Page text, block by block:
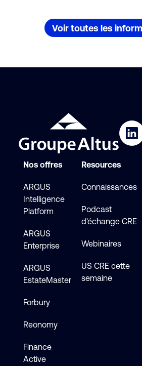
Voir toutes les
Nos offres
ARGUS
Intelligence
Platform
ARGUS
Enterprise
ARGUS
EstateMaster
Forbury
Reonomy
Finance
Active
Resources
Connaissances
Podcast
d'échange CRE
Webinaires
US CRE cette
semaine